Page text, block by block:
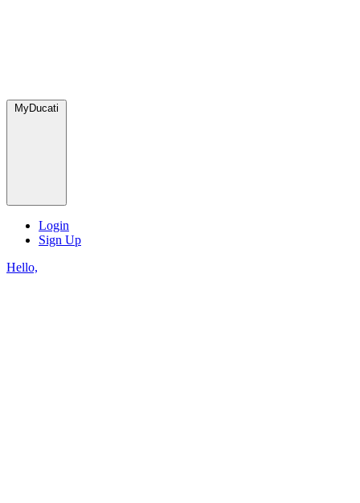
MyDucati
Login
Sign Up
Hello,